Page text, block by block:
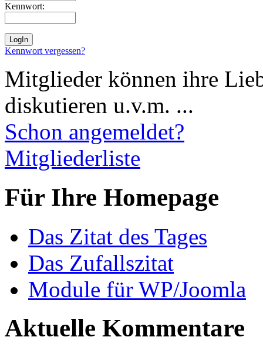
Kennwort:
Kennwort vergessen?
Mitglieder können ihre
diskutieren u.v.m. ...
Schon angemeldet?
Mitgliederliste
Für Ihre Homepage
Das Zitat des Tages
Das Zufallszitat
Module für WP/Joomla
Aktuelle Kommentare